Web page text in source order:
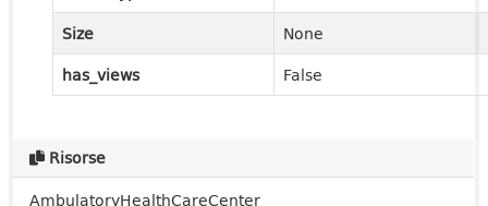
Risorse
AmbulatoryHealthCareCenter
Size
None
has_views
False